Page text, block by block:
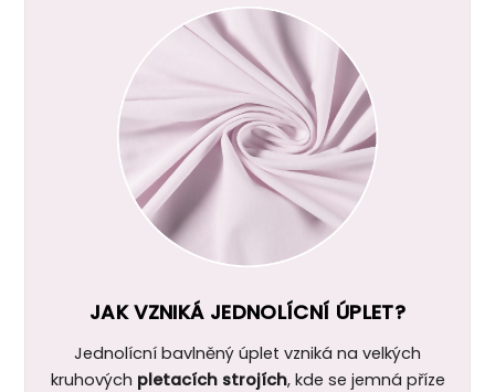
JAK VZNIKÁ JEDNOLÍCNÍ ÚPLET?
Jednolícní bavlněný úplet vzniká na velkých
kruhových pletacích strojích, kde se jemná příze